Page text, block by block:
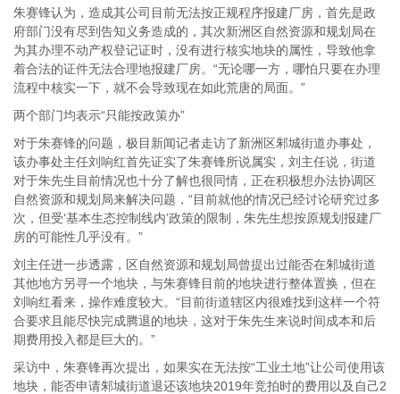
朱赛锋认为，造成其公司目前无法按正规程序报建厂房，首先是政
府部门没有尽到告知义务造成的，其次新洲区自然资源和规划局在
为其办理不动产权登记证时，没有进行核实地块的属性，导致他拿
着合法的证件无法合理地报建厂房。“无论哪一方，哪怕只要在办理
流程中核实一下，就不会导致现在如此荒唐的局面。”
两个部门均表示“只能按政策办”
对于朱赛锋的问题，极目新闻记者走访了新洲区邾城街道办事处，
该办事处主任刘响红首先证实了朱赛锋所说属实，刘主任说，街道
对于朱先生目前情况也十分了解也很同情，正在积极想办法协调区
自然资源和规划局来解决问题，“目前就他的情况已经讨论研究过多
次，但受‘基本生态控制线内’政策的限制，朱先生想按原规划报建厂
房的可能性几乎没有。”
刘主任进一步透露，区自然资源和规划局曾提出过能否在邾城街道
其他地方另寻一个地块，与朱赛锋目前的地块进行整体置换，但在
刘响红看来，操作难度较大。“目前街道辖区内很难找到这样一个符
合要求且能尽快完成腾退的地块，这对于朱先生来说时间成本和后
期费用投入都是巨大的。”
采访中，朱赛锋再次提出，如果实在无法按“工业土地”让公司使用该
地块，能否申请邾城街道退还该地块2019年竞拍时的费用以及自己2